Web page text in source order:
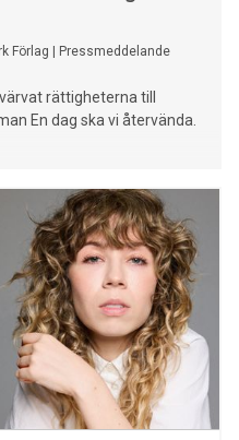
Förlag Pressmeddelande
rättigheterna till
En dag ska vi återvända.